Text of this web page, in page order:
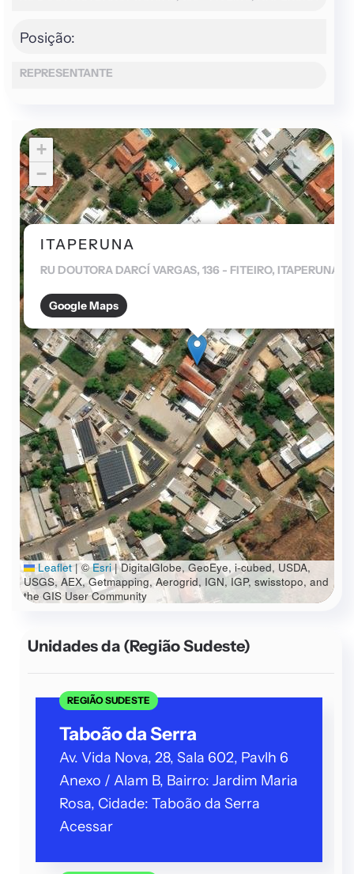
Posição:
REPRESENTANTE
ITAPERUNA
RU DOUTORA DARCÍ VARGAS, 136 - FITEIRO, ITAPERUNA
Google Maps
+
−
Leaflet |©Esri| DigitalGlobe, GeoEye, i-cubed, USDA,
USGS, AEX, Getmapping, Aerogrid, IGN, IGP, swisstopo, and
the GIS User Community
Unidades da (Região Sudeste)
Taboão da Serra
REGIÃO SUDESTE
Av. Vida Nova, 28, Sala 602, Pavlh 6
Anexo / Alam B, Bairro: Jardim Maria
Rosa, Cidade: Taboão da Serra
Acessar